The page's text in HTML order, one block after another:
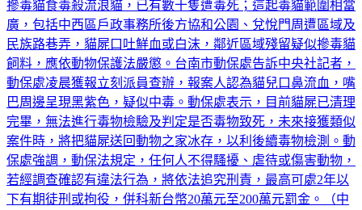
摻毒貓食毒殺流浪貓，已有數十隻遭毒死；這起毒貓範圍相當
廣，包括中西區戶政事務所後方協和公園、兌悅門周遭區域及
民族路巷弄，貓屍口吐鮮血或白沫，鄰近區域殘留疑似摻毒貓
飼料，應依動物保護法嚴懲。台南市動保處告訴中央社記者，
動保處凌晨獲報立刻派員查辦，報案人認為貓兒口鼻流血，嘴
巴周邊呈現黑紫色，疑似中毒。動保處表示，目前貓屍已清理
完畢，無法進行毒物檢驗及判定是否毒物致死，未來接獲類似
案件時，將把貓屍送回動物之家冰存，以利後續毒物檢測。動
保處強調，動保法規定，任何人不得騷擾、虐待或傷害動物，
若經調查確認有違法行為，將依法追究刑責，最高可處2年以
下有期徒刑或拘役，併科新台幣20萬元至200萬元罰金。（中